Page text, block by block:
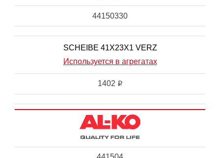
44150330
SCHEIBE 41X23X1 VERZ
Используется в агрегатах
1402 i